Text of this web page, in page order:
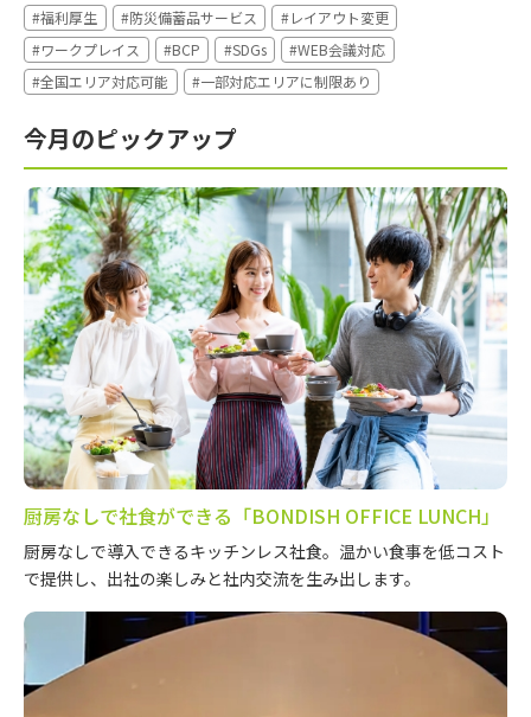
#福利厚生
#防災備蓄品サービス
#レイアウト変更
#ワークプレイス
#BCP #SDGs
#WEB会議対応
#全国エリア対応可能
#一部対応エリアに制限あり
今月のピックアップ
厨房なしで社食ができる「BONDISH OFFICE LUNCH」
厨房なしで導入できるキッチンレス社食。温かい食事を低コスト
で提供し、出社の楽しみと社内交流を生み出します。